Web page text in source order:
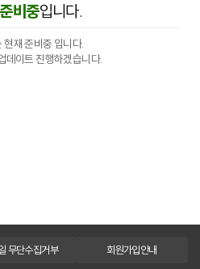
준비중입니다.
현재 준비중 입니다.
데이트 진행하겠습니다.
무단수집거부 회원가입안내